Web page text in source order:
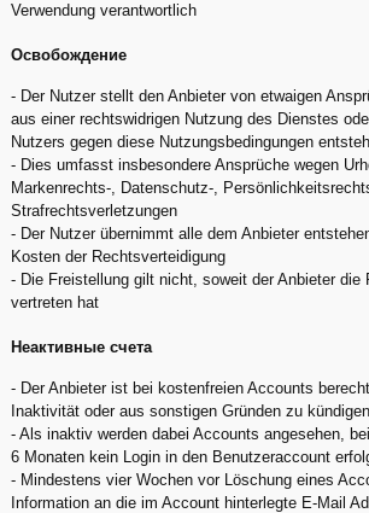
Verwendung verantwortlich
Освобождение
- Der Nutzer stellt den Anbieter von etwaigen
aus einer rechtswidrigen Nutzung des Dienstes
Nutzers gegen diese Nutzungsbedingungen
- Dies umfasst insbesondere Ansprüche wegen
Markenrechts-, Datenschutz-,
Strafrechtsverletzungen
- Der Nutzer übernimmt alle dem Anbieter
Kosten der Rechtsverteidigung
- Die Freistellung gilt nicht, soweit der Anbieter die
vertreten hat
Неактивные счета
- Der Anbieter ist bei kostenfreien Accounts
Inaktivität oder aus sonstigen Gründen zu kündigen
- Als inaktiv werden dabei Accounts angesehen,
6 Monaten kein Login in den Benutzeraccount
- Mindestens vier Wochen vor Löschung eines
Information an die im Account hinterlegte E-Mail